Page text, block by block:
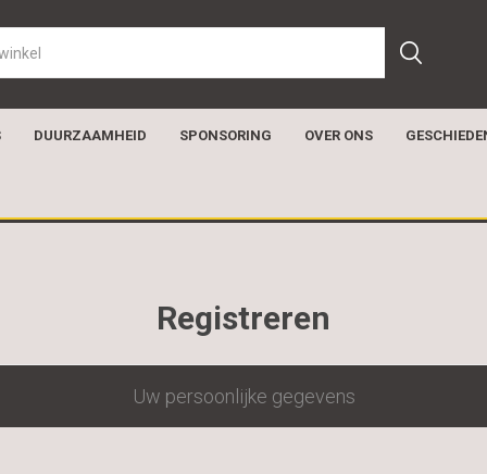
DUURZAAMHEID SPONSORING OVER ONS
Registreren
Uw persoonlijke gegevens